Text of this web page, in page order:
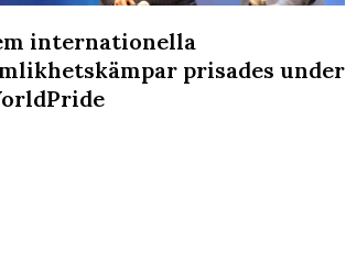
internationella
prisades under